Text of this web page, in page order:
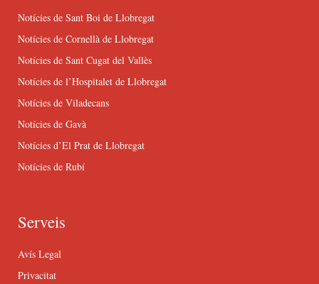
Notícies de Sant Boi de Llobregat
Notícies de Cornellà de Llobregat
Notícies de Sant Cugat del Vallès
Notícies de l’Hospitalet de Llobregat
Notícies de Viladecans
Notícies de Gavà
Notícies d’El Prat de Llobregat
Notícies de Rubí
Serveis
Avís Legal
Privacitat